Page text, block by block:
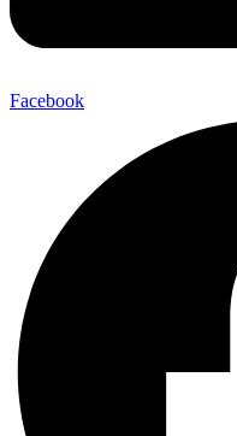
Facebook